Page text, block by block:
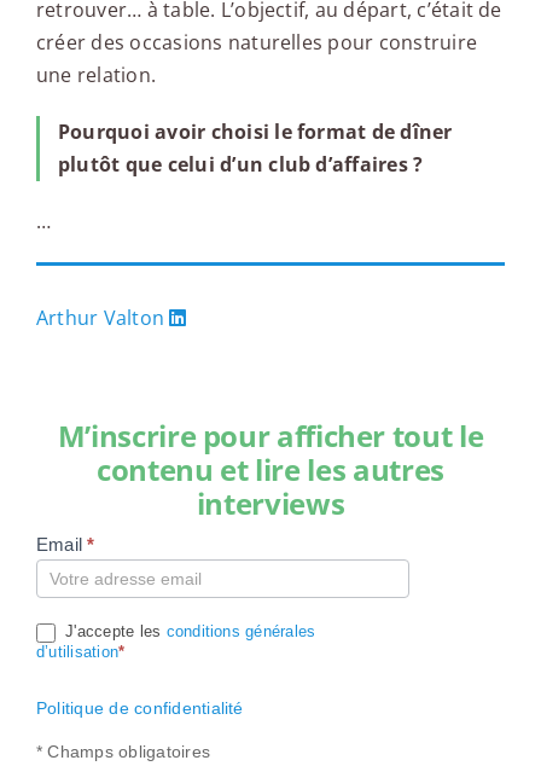
retrouver… à table. L’objectif, au départ, c’était de
créer des occasions naturelles pour construire
une relation.
Pourquoi avoir choisi le format de dîner
plutôt que celui d’un club d’affaires ?
…
Arthur Valton
M’inscrire pour afficher tout le
contenu et lire les autres
interviews
Compte
Email*
J'accepte les conditions générales
d’utilisation*
Politique de confidentialité
* Champs obligatoires